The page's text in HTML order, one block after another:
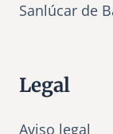
Sanlúcar de
Legal
Aviso legal